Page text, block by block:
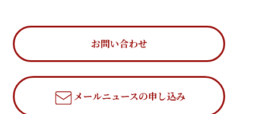
お問い合わせ
メールニュースの申し込み